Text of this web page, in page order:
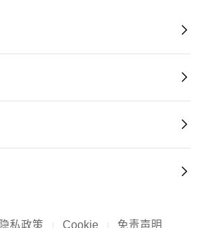
隐私政策 Cookie 免责声明